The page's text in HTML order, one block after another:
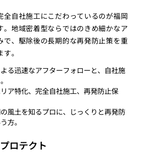
全自社施工にこだわっているのが福岡
。地域密着型ならではのきめ細かなア
で、駆除後の長期的な再発防止策を重
。
る迅速なアフターフォローと、自社施
ア特化、完全自社施工、再発防止保
の風土を知るプロに、じっくりと再発防
方。
ロテクト